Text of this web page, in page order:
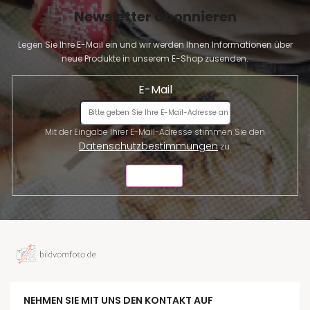
Newsletter abonnieren
Legen Sie Ihre E-Mail ein und wir werden Ihnen Informationen über
neue Produkte in unserem E-Shop zusenden.
E-Mail
Datenschutzbestimmungenzu.
NEHMEN SIE MIT UNS DEN KONTAKT AUF